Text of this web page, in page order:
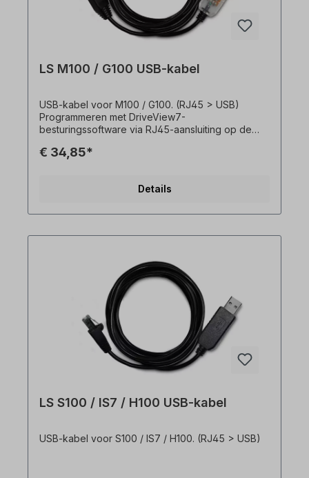
LS M100 / G100 USB-kabel
USB-kabel voor M100 / G100. (RJ45 > USB)
Programmeren met DriveView7-
besturingssoftware via RJ45-aansluiting op de
versie! De standaardversie van de M100 heeft
€ 34,85*
Details
LS S100 / IS7 / H100 USB-kabel
USB-kabel voor S100 / IS7 / H100. (RJ45 > USB)